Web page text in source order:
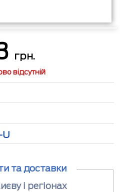
грн.
відсутній
U
та доставки
і регіонах